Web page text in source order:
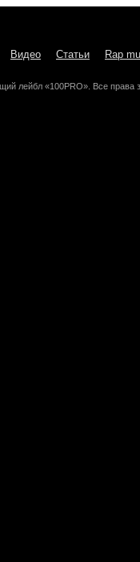
Видео Статьи Rap
лейбл «100PRO». Все